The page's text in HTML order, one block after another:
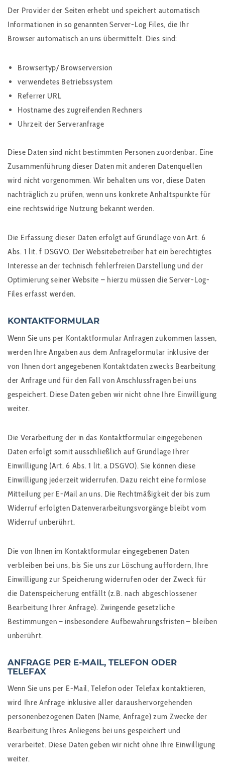
Der Provider der Seiten erhebt und speichert automatisch
Informationen in so genannten Server-Log Files, die Ihr
Browser automatisch an uns übermittelt. Dies sind:
Browsertyp/ Browserversion
verwendetes Betriebssystem
Referrer URL
Hostname des zugreifenden Rechners
Uhrzeit der Serveranfrage
Diese Daten sind nicht bestimmten Personen zuordenbar. Eine
Zusammenführung dieser Daten mit anderen Datenquellen
wird nicht vorgenommen. Wir behalten uns vor, diese Daten
nachträglich zu prüfen, wenn uns konkrete Anhaltspunkte für
eine rechtswidrige Nutzung bekannt werden.
Die Erfassung dieser Daten erfolgt auf Grundlage von Art. 6
Abs. 1 lit. f DSGVO. Der Websitebetreiber hat ein berechtigtes
Interesse an der technisch fehlerfreien Darstellung und der
Optimierung seiner Website – hierzu müssen die Server-Log-
Files erfasst werden.
KONTAKTFORMULAR
Wenn Sie uns per Kontaktformular Anfragen zukommen lassen,
werden Ihre Angaben aus dem Anfrageformular inklusive der
von Ihnen dort angegebenen Kontaktdaten zwecks Bearbeitung
der Anfrage und für den Fall von Anschlussfragen bei uns
gespeichert. Diese Daten geben wir nicht ohne Ihre Einwilligung
weiter.
Die Verarbeitung der in das Kontaktformular eingegebenen
Daten erfolgt somit ausschließlich auf Grundlage Ihrer
Einwilligung (Art. 6 Abs. 1 lit. a DSGVO). Sie können diese
Einwilligung jederzeit widerrufen. Dazu reicht eine formlose
Mitteilung per E-Mail an uns. Die Rechtmäßigkeit der bis zum
Widerruf erfolgten Datenverarbeitungsvorgänge bleibt vom
Widerruf unberührt.
Die von Ihnen im Kontaktformular eingegebenen Daten
verbleiben bei uns, bis Sie uns zur Löschung auffordern, Ihre
Einwilligung zur Speicherung widerrufen oder der Zweck für
die Datenspeicherung entfällt (z.B. nach abgeschlossener
Bearbeitung Ihrer Anfrage). Zwingende gesetzliche
Bestimmungen – insbesondere Aufbewahrungsfristen – bleiben
unberührt.
ANFRAGE PER E-MAIL, TELEFON ODER
TELEFAX
Wenn Sie uns per E-Mail, Telefon oder Telefax kontaktieren,
wird Ihre Anfrage inklusive aller daraushervorgehenden
personenbezogenen Daten (Name, Anfrage) zum Zwecke der
Bearbeitung Ihres Anliegens bei uns gespeichert und
verarbeitet. Diese Daten geben wir nicht ohne Ihre Einwilligung
weiter.